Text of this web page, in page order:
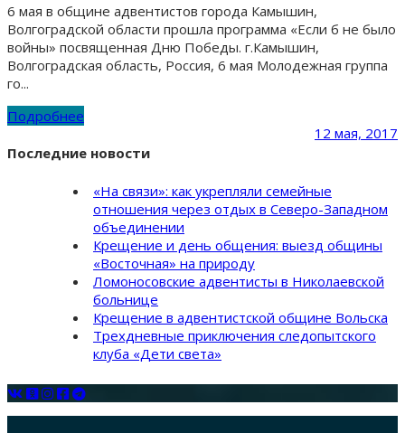
6 мая в общине адвентистов города Камышин,
Волгоградской области прошла программа «Если б не было
войны» посвященная Дню Победы. г.Камышин,
Волгоградская область, Россия, 6 мая Молодежная группа
го...
Подробнее
12 мая, 2017
Последние новости
«На связи»: как укрепляли семейные
отношения через отдых в Северо-Западном
объединении
Крещение и день общения: выезд общины
«Восточная» на природу
Ломоносовские адвентисты в Николаевской
больнице
Крещение в адвентистской общине Вольска
Трехдневные приключения следопытского
клуба «Дети света»